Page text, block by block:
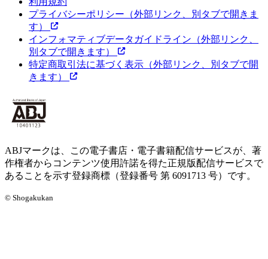
プライバシーポリシー （外部リンク、別タブで開きま
す）
インフォマティブデータガイドライン （外部リンク、
別タブで開きます）
特定商取引法に基づく表示 （外部リンク、別タブで開
きます）
ABJマークは、この電子書店・電子書籍配信サービスが、著
作権者からコンテンツ使用許諾を得た正規版配信サービスで
あることを示す登録商標（登録番号 第 6091713 号）です。
© Shogakukan